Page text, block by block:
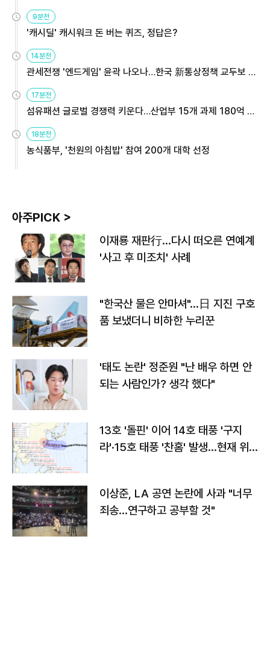
9분전
'캐시딜' 캐시워크 돈 버는 퀴즈, 정답은?
14분전
관세전쟁 '엔드게임' 윤곽 나오나…한국 新통상정책 교두보 활
용해야
17분전
섬유패션 글로벌 경쟁력 키운다…산업부 15개 과제 180억 지
원
18분전
농식품부, '천원의 아침밥' 참여 200개 대학 선정
아주PICK >
이재룡 재판行…다시 떠오른 연예계
'사고 후 미조치' 사례
"한국산 물은 안마셔"…日 지진 구호
품 보냈더니 비하한 누리꾼
'태도 논란' 정준원 "난 배우 하면 안
되는 사람인가? 생각 했다"
13호 '돌핀' 이어 14호 태풍 '구지
라'·15호 태풍 '찬홈' 발생…현재 위
이상준, LA 공연 논란에 사과 "너무
죄송…연구하고 공부할 것"